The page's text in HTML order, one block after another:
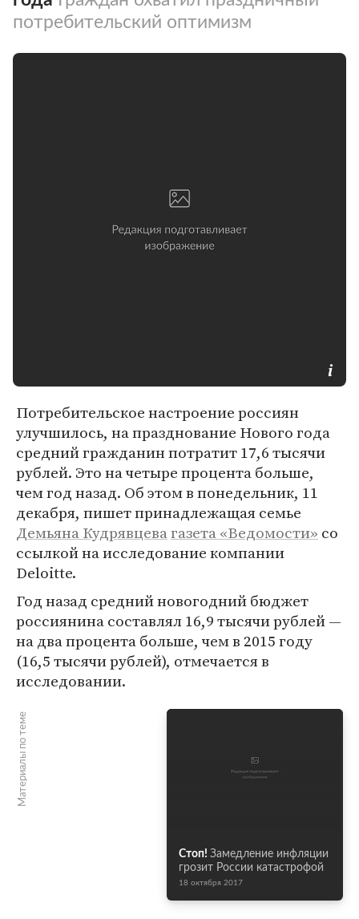
потребительский оптимизм
Потребительское настроение россиян
улучшилось, на празднование Нового года
средний гражданин потратит 17,6 тысячи
рублей. Это на четыре процента больше,
чем год назад. Об этом в понедельник, 11
декабря, пишет принадлежащая семье
Демьяна Кудрявцевагазета «Ведомости» со
ссылкой на исследование компании
Deloitte.
Год назад средний новогодний бюджет
россиянина составлял 16,9 тысячи рублей —
на два процента больше, чем в 2015 году
(16,5 тысячи рублей), отмечается в
исследовании.
Материалы по теме
Стоп! Замедление инфляции
грозит России катастрофой
18 октября 2017